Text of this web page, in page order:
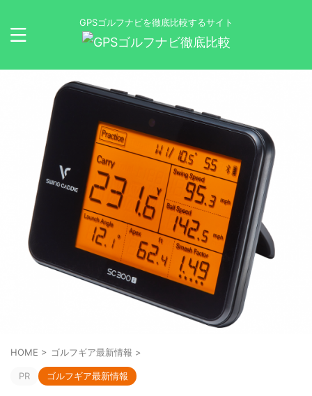
GPSゴルフナビを徹底比較するサイト
HOME > ゴルフギア最新情報 >
PR ゴルフギア最新情報